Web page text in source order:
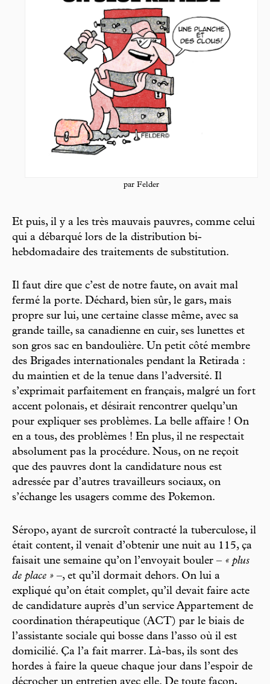
par Felder
Et puis, il y a les très mauvais pauvres, comme celui
qui a débarqué lors de la distribution bi-
hebdomadaire des traitements de substitution.
Il faut dire que c’est de notre faute, on avait mal
fermé la porte. Déchard, bien sûr, le gars, mais
propre sur lui, une certaine classe même, avec sa
grande taille, sa canadienne en cuir, ses lunettes et
son gros sac en bandoulière. Un petit côté membre
des Brigades internationales pendant la Retirada :
du maintien et de la tenue dans l’adversité. Il
s’exprimait parfaitement en français, malgré un fort
accent polonais, et désirait rencontrer quelqu’un
pour expliquer ses problèmes. La belle affaire ! On
en a tous, des problèmes ! En plus, il ne respectait
absolument pas la procédure. Nous, on ne reçoit
que des pauvres dont la candidature nous est
adressée par d’autres travailleurs sociaux, on
s’échange les usagers comme des Pokemon.
Séropo, ayant de surcroît contracté la tuberculose, il
était content, il venait d’obtenir une nuit au 115, ça
faisait une semaine qu’on l’envoyait bouler – « plus
de place » –, et qu’il dormait dehors. On lui a
expliqué qu’on était complet, qu’il devait faire acte
de candidature auprès d’un service Appartement de
coordination thérapeutique (ACT) par le biais de
l’assistante sociale qui bosse dans l’asso où il est
domicilié. Ça l’a fait marrer. Là-bas, ils sont des
hordes à faire la queue chaque jour dans l’espoir de